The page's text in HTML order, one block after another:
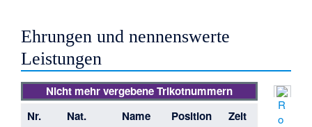
Ehrungen und nennenswerte
Leistungen
R
o
Nicht mehr vergebene Trikotnummern
Nr.
Nat. Name Position Zeit